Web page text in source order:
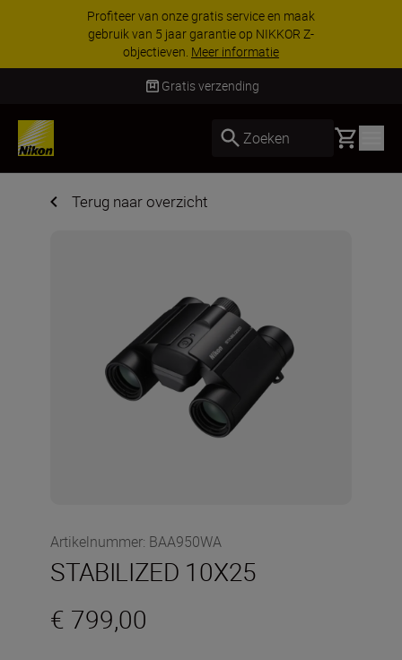
Profiteer van onze gratis service en maak
gebruik van 5 jaar garantie op NIKKOR Z-
objectieven. Meer informatie
Gratis verzending
Zoeken Basket
Terug naar overzicht
Artikelnummer: BAA950WA
STABILIZED 10X25
€ 799,00